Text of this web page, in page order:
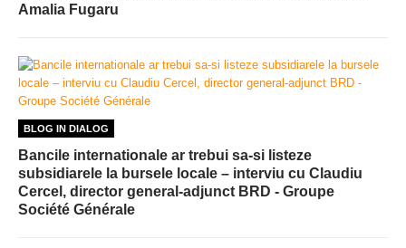
Amalia Fugaru
BLOG IN DIALOG
Bancile internationale ar trebui sa-si listeze
subsidiarele la bursele locale – interviu cu Claudiu
Cercel, director general-adjunct BRD - Groupe
Société Générale